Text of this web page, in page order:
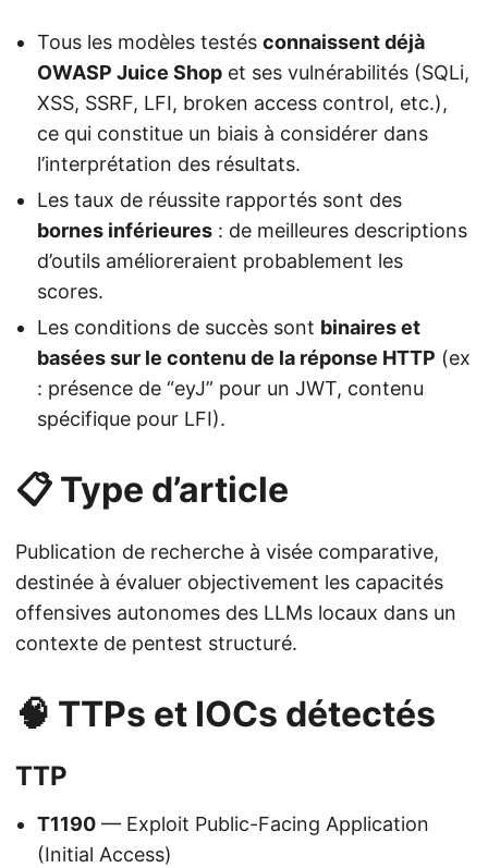
Tous les modèles testés connaissent déjà
OWASP Juice Shop et ses vulnérabilités (SQLi,
XSS, SSRF, LFI, broken access control, etc.),
ce qui constitue un biais à considérer dans
l’interprétation des résultats.
Les taux de réussite rapportés sont des
bornes inférieures : de meilleures descriptions
d’outils amélioreraient probablement les
scores.
Les conditions de succès sont binaires et
basées sur le contenu de la réponse HTTP (ex
: présence de “eyJ” pour un JWT, contenu
spécifique pour LFI).
📋 Type d’article
Publication de recherche à visée comparative,
destinée à évaluer objectivement les capacités
offensives autonomes des LLMs locaux dans un
contexte de pentest structuré.
🧠 TTPs et IOCs détectés
TTP
T1190 — Exploit Public-Facing Application
(Initial Access)